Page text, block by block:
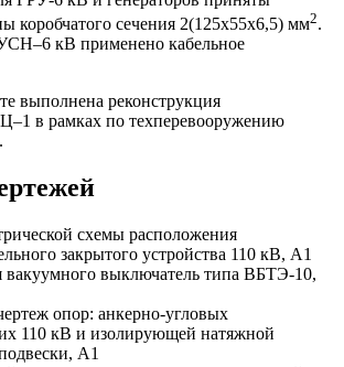
сечения 2(125х55х6,5) мм2.
кВ применено кабельное
выполнена реконструкция
в рамках по техперевооружению
схемы расположения
закрытого устройства 110 кВ, А1
вакуумного выключатель типа ВБТЭ-10,
опор: анкерно-угловых
110 кВ и изолирующей натяжной
А1